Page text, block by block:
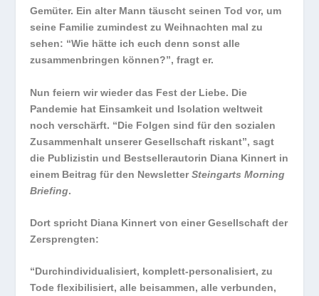
Gemüter. Ein alter Mann täuscht seinen Tod vor, um
seine Familie zumindest zu Weihnachten mal zu
sehen: “Wie hätte ich euch denn sonst alle
zusammenbringen können?”, fragt er.
Nun feiern wir wieder das Fest der Liebe. Die
Pandemie hat Einsamkeit und Isolation weltweit
noch verschärft. “Die Folgen sind für den sozialen
Zusammenhalt unserer Gesellschaft riskant”, sagt
die Publizistin und Bestsellerautorin Diana Kinnert in
einem Beitrag für den NewsletterSteingarts Morning
Briefing.
Dort spricht Diana Kinnert von einer Gesellschaft der
Zersprengten:
“Durchindividualisiert, komplett-personalisiert, zu
Tode flexibilisiert, alle beisammen, alle verbunden,